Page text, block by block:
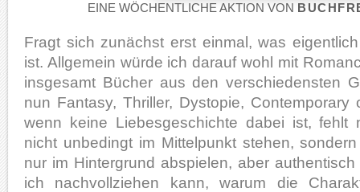
EINE WÖCHENTLICHE AKTION VON
Fragt sich zunächst erst einmal, was
ist. Allgemein würde ich darauf wohl mit
insgesamt Bücher aus den verschiedensten
nun Fantasy, Thriller, Dystopie, Contemporary
wenn keine Liebesgeschichte dabei ist, fehlt
nicht unbedingt im Mittelpunkt stehen,
nur im Hintergrund abspielen, aber
ich nachvollziehen kann, warum die